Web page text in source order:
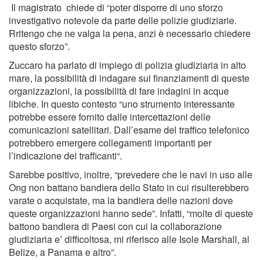
Il magistrato chiede di “poter disporre di uno sforzo
investigativo notevole da parte delle polizie giudiziarie.
Rritengo che ne valga la pena, anzi è necessario chiedere
questo sforzo”.
Zuccaro ha parlato di impiego di polizia giudiziaria in alto
mare, la possibilità di indagare sui finanziamenti di queste
organizzazioni, la possibilità di fare indagini in acque
libiche. In questo contesto “uno strumento interessante
potrebbe essere fornito dalle intercettazioni delle
comunicazioni satellitari. Dall’esame del traffico telefonico
potrebbero emergere collegamenti importanti per
l’indicazione dei trafficanti“.
Sarebbe positivo, inoltre, “prevedere che le navi in uso alle
Ong non battano bandiera dello Stato in cui risulterebbero
varate o acquistate, ma la bandiera delle nazioni dove
queste organizzazioni hanno sede”. Infatti, “molte di queste
battono bandiera di Paesi con cui la collaborazione
giudiziaria e’ difficoltosa, mi riferisco alle Isole Marshall, al
Belize, a Panama e altro”.